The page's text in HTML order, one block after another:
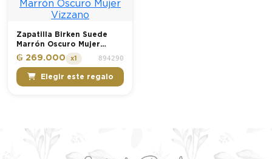
Zapatilla Birken Suede
Marrón Oscuro Mujer
Vizzano
₲ 269.000 x1 894290
Elegir este regalo